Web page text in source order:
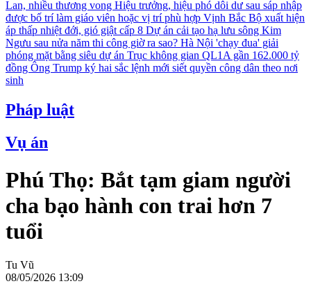
Lan, nhiều thương vong Hiệu trưởng, hiệu phó dôi dư sau sáp nhập
được bố trí làm giáo viên hoặc vị trí phù hợp Vịnh Bắc Bộ xuất hiện
áp thấp nhiệt đới, gió giật cấp 8 Dự án cải tạo hạ lưu sông Kim
Ngưu sau nửa năm thi công giờ ra sao? Hà Nội 'chạy đua' giải
phóng mặt bằng siêu dự án Trục không gian QL1A gần 162.000 tỷ
đồng Ông Trump ký hai sắc lệnh mới siết quyền công dân theo nơi
sinh
Pháp luật
Vụ án
Phú Thọ: Bắt tạm giam người
cha bạo hành con trai hơn 7
tuổi
Tu Vũ
08/05/2026 13:09